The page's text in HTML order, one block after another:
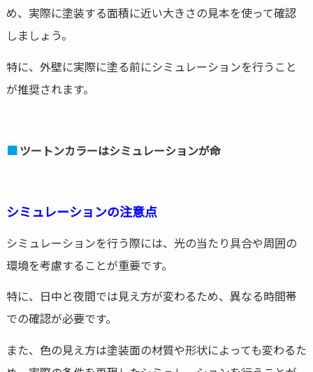
め、実際に塗装する面積に近い大きさの見本を使って確認
しましょう。
特に、外壁に実際に塗る前にシミュレーションを行うこと
が推奨されます。
ツートンカラーはシミュレーションが命
シミュレーションの注意点
シミュレーションを行う際には、光の当たり具合や周囲の
環境を考慮することが重要です。
特に、日中と夜間では見え方が変わるため、異なる時間帯
での確認が必要です。
また、色の見え方は塗装面の材質や形状によっても変わるた